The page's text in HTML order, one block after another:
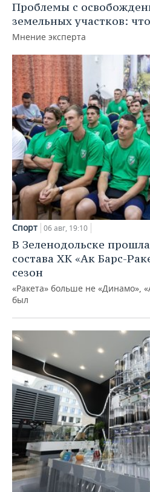
Проблемы с
земельных участков:
Мнение эксперта
Спорт 06 авг, 19:10
В Зеленодольске
состава ХК «Ак Барс-
сезон
«Ракета» больше не «Динамо»,
был